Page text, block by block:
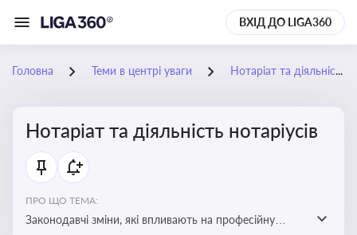
ВХІД ДО LIGA360
Головна Теми в центрі уваги Нотаріат та діяльність нотаріусів
Нотаріат та діяльність нотаріусів
ПРО ЩО ТЕМА:
Законодавчі зміни, які впливають на професійну